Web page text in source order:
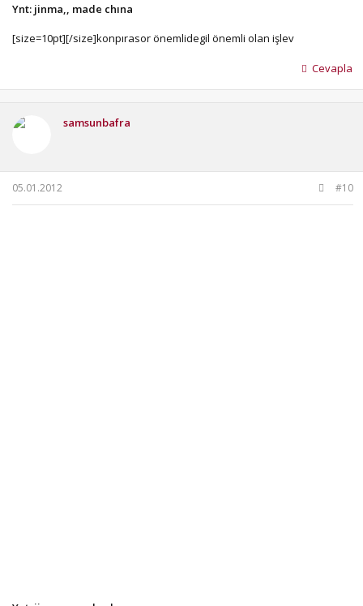
Ynt: jinma,, made chına
[size=10pt][/size]konpırasor önemlidegil önemli olan işlev
Cevapla
samsunbafra
05.01.2012 #10